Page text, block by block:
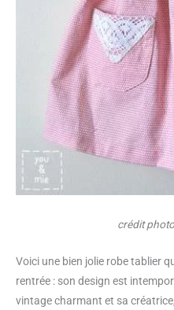
crédit
Voici une bien jolie robe tablier
rentrée : son design est
vintage charmant et sa